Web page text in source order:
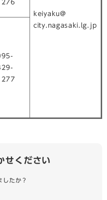
keiyaku@
city.nagasaki.lg.jp
せください
したか？